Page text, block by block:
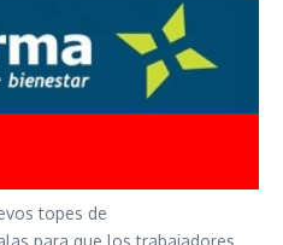
topes de
para que los trabajadores